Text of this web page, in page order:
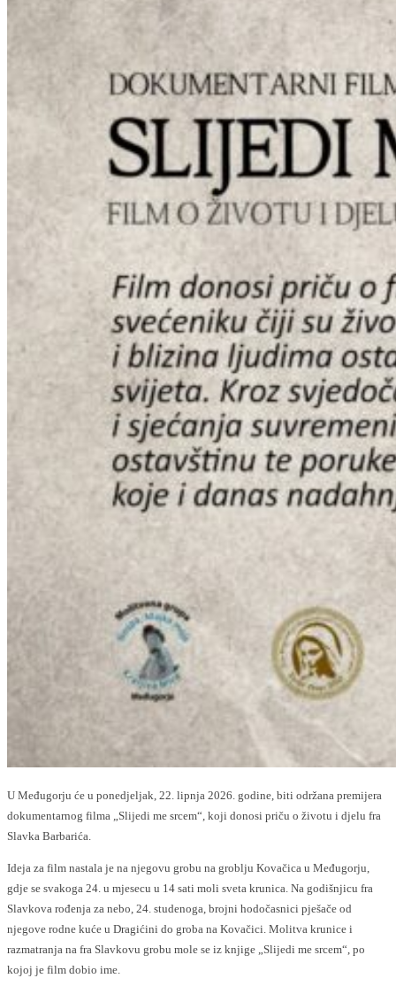
U Međugorju će u ponedjeljak, 22. lipnja 2026. godine, biti održana premijera
dokumentarnog filma „Slijedi me srcem“, koji donosi priču o životu i djelu fra
Slavka Barbarića.
Ideja za film nastala je na njegovu grobu na groblju Kovačica u Međugorju,
gdje se svakoga 24. u mjesecu u 14 sati moli sveta krunica. Na godišnjicu fra
Slavkova rođenja za nebo, 24. studenoga, brojni hodočasnici pješače od
njegove rodne kuće u Dragićini do groba na Kovačici. Molitva krunice i
razmatranja na fra Slavkovu grobu mole se iz knjige „Slijedi me srcem“, po
kojoj je film dobio ime.